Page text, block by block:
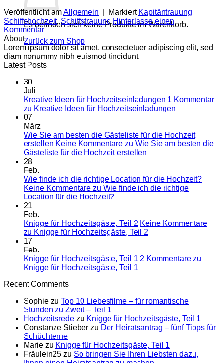
Es befinden sich keine Produkte im Warenkorb.
Zurück zum Shop
Veröffentlicht amAllgemein Markiert Kapitäntrauung,
Schiffshochzeit,Schiffstrauung Hinterlasse einen
Kommentar
About
Lorem ipsum dolor sit amet, consectetuer adipiscing elit, sed
diam nonummy nibh euismod tincidunt.
Latest Posts
30
Juli
Kreative Ideen für Hochzeitseinladungen 1 Kommentar
zu Kreative Ideen für Hochzeitseinladungen
07
März
Wie Sie am besten die Gästeliste für die Hochzeit
erstellen Keine Kommentare zu Wie Sie am besten die
Gästeliste für die Hochzeit erstellen
28
Feb.
Wie finde ich die richtige Location für die Hochzeit?
Keine Kommentare zu Wie finde ich die richtige
Location für die Hochzeit?
21
Feb.
Knigge für Hochzeitsgäste, Teil 2 Keine Kommentare
zu Knigge für Hochzeitsgäste, Teil 2
17
Feb.
Knigge für Hochzeitsgäste, Teil 1 2 Kommentare zu
Knigge für Hochzeitsgäste, Teil 1
Recent Comments
Sophie zu Top 10 Liebesfilme – für romantische
Stunden zu Zweit – Teil 1
Hochzeitsrede zu Knigge für Hochzeitsgäste, Teil 1
Constanze Stieber zu Der Heiratsantrag – fünf Tipps für
Schüchterne
Marie zu Knigge für Hochzeitsgäste, Teil 1
Fräulein25 zu So bringen Sie Ihren Liebsten dazu,